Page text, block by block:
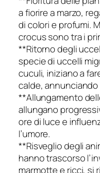
a fiorire a marzo,
di colori e profumi.
crocus sono tra i
**Ritorno degli
specie di uccelli
cuculi, iniziano a
calde, annunciando
**Allungamento
allungano
ore di luce e
l’umore.
**Risveglio degli
hanno trascorso
marmotte e ricci, si